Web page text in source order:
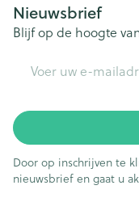
Nieuwsbrief
Blijf op de hoogte
Door op inschrijven te
nieuwsbrief en gaat u